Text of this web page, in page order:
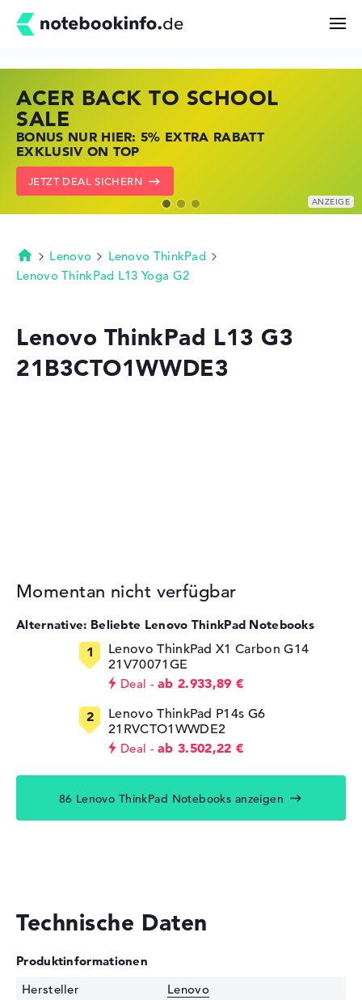
Kaufberatung
Technik & Wissen
Merkzettel
ACER BACK TO SCHOOL
SALE
BONUS NUR HIER: 5% EXTRA RABATT
EXKLUSIV ON TOP
JETZT DEAL SICHERN
HP STORE SSV DEALS
JETZT ZUGREIFEN: NOTEBOOKS BEI HP
KRÄFTIG REDUZIERT
ZU DEN HP ANGEBOTEN
LENOVO LAPTOP DEALS
NOTEBOOKS BEI LENOVO JETZT
KRÄFTIG REDUZIERT
LENOVO DEALS ZEIGEN
Startseite
Lenovo
Lenovo ThinkPad
Lenovo ThinkPad L13 Yoga G2
Lenovo ThinkPad L13 G3
21B3CTO1WWDE3
Momentan nicht verfügbar
Alternative: Beliebte Lenovo ThinkPad Notebooks
Lenovo ThinkPad X1 Carbon G14
21V70071GE
Deal
ab 2.933,89 €
Lenovo ThinkPad P14s G6
21RVCTO1WWDE2
Deal ab 3.502,22 €
86 Lenovo ThinkPad Notebooks anzeigen
Technische Daten
Produktinformationen
Hersteller
Lenovo